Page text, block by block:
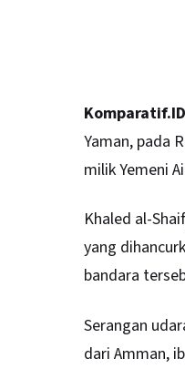
Yaman, pada
milik Yemeni
Khaled al-
yang
bandara
Serangan
dari Amman,